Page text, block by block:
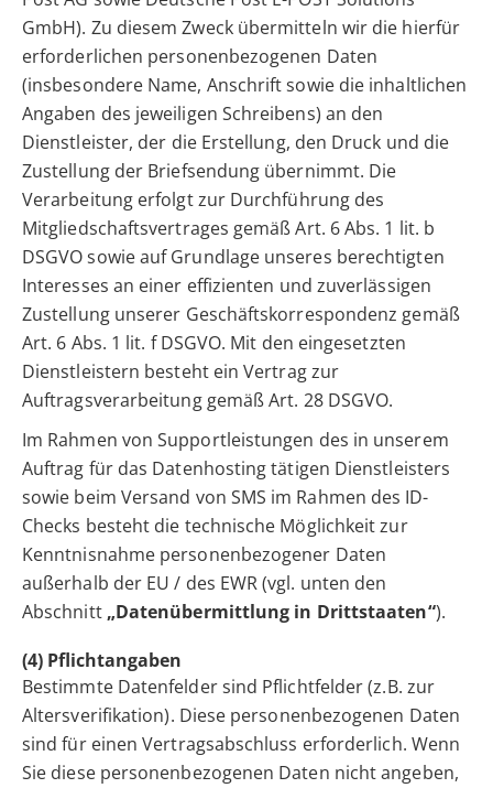
GmbH). Zu diesem Zweck übermitteln wir die hierfür
erforderlichen personenbezogenen Daten
(insbesondere Name, Anschrift sowie die inhaltlichen
Angaben des jeweiligen Schreibens) an den
Dienstleister, der die Erstellung, den Druck und die
Zustellung der Briefsendung übernimmt. Die
Verarbeitung erfolgt zur Durchführung des
Mitgliedschaftsvertrages gemäß Art. 6 Abs. 1 lit. b
DSGVO sowie auf Grundlage unseres berechtigten
Interesses an einer effizienten und zuverlässigen
Zustellung unserer Geschäftskorrespondenz gemäß
Art. 6 Abs. 1 lit. f DSGVO. Mit den eingesetzten
Dienstleistern besteht ein Vertrag zur
Auftragsverarbeitung gemäß Art. 28 DSGVO.
Im Rahmen von Supportleistungen des in unserem
Auftrag für das Datenhosting tätigen Dienstleisters
sowie beim Versand von SMS im Rahmen des ID-
Checks besteht die technische Möglichkeit zur
Kenntnisnahme personenbezogener Daten
außerhalb der EU / des EWR (vgl. unten den
Abschnitt „Datenübermittlung in Drittstaaten“).
(4) Pflichtangaben
Bestimmte Datenfelder sind Pflichtfelder (z.B. zur
Altersverifikation). Diese personenbezogenen Daten
sind für einen Vertragsabschluss erforderlich. Wenn
Sie diese personenbezogenen Daten nicht angeben,